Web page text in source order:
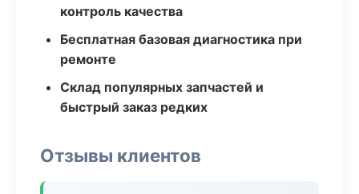
контроль качества
Бесплатная базовая диагностика при
ремонте
Склад популярных запчастей и
быстрый заказ редких
Отзывы клиентов